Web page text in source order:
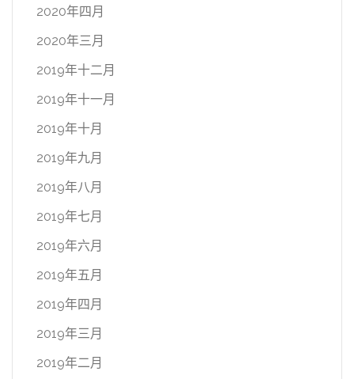
2020年四月
2020年三月
2019年十二月
2019年十一月
2019年十月
2019年九月
2019年八月
2019年七月
2019年六月
2019年五月
2019年四月
2019年三月
2019年二月